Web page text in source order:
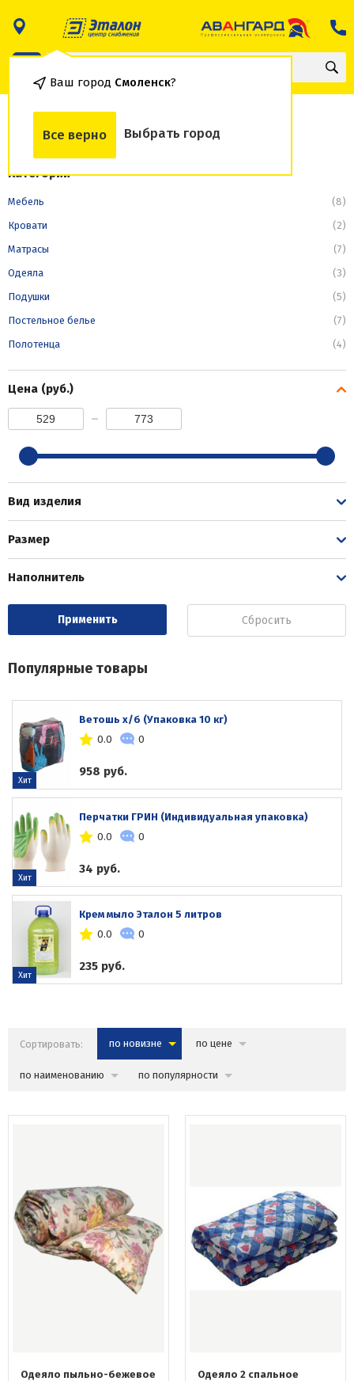
Ваш город Смоленск?
Все верно Выбрать город
Одеяла
Категории
Мебель
(8)
Кровати
(2)
Матрасы
(7)
Одеяла
(3)
Подушки
(5)
Постельное белье
(7)
Полотенца
(4)
Цена (руб.)
Вид изделия
Размер
Наполнитель
Сбросить
Популярные товары
Ветошь х/б (Упаковка 10 кг)
0.0
0
958 руб.
Хит
Перчатки ГРИН (Индивидуальная упаковка)
0.0
0
34 руб.
Хит
Крем мыло Эталон 5 литров
0.0
0
235 руб.
Хит
Сортировать: по новизне по цене
по наименованию по популярности
Одеяло пыльно-бежевое
Одеяло 2 спальное